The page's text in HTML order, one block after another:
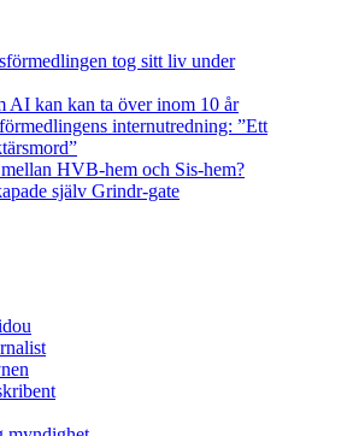
tog sitt liv under
AI kan kan ta över inom 10 år
internutredning: ”Ett
HVB-hem och Sis-hem?
själv Grindr-gate